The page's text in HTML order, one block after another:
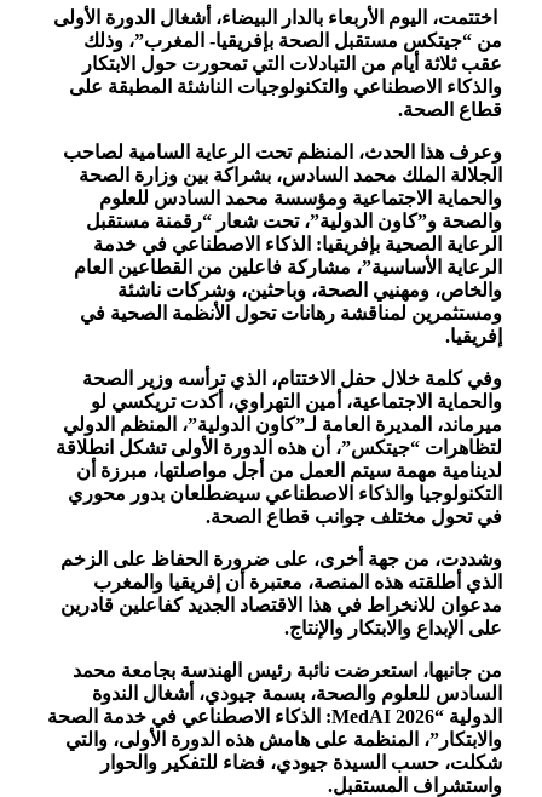
اختتمت، اليوم الأربعاء بالدار البيضاء، أشغال الدورة الأولى
من “جيتكس مستقبل الصحة بإفريقيا- المغرب”، وذلك
عقب ثلاثة أيام من التبادلات التي تمحورت حول الابتكار
والذكاء الاصطناعي والتكنولوجيات الناشئة المطبقة على
قطاع الصحة.
وعرف هذا الحدث، المنظم تحت الرعاية السامية لصاحب
الجلالة الملك محمد السادس، بشراكة بين وزارة الصحة
والحماية الاجتماعية ومؤسسة محمد السادس للعلوم
والصحة و”كاون الدولية”، تحت شعار “رقمنة مستقبل
الرعاية الصحية بإفريقيا: الذكاء الاصطناعي في خدمة
الرعاية الأساسية”، مشاركة فاعلين من القطاعين العام
والخاص، ومهنيي الصحة، وباحثين، وشركات ناشئة
ومستثمرين لمناقشة رهانات تحول الأنظمة الصحية في
إفريقيا.
وفي كلمة خلال حفل الاختتام، الذي ترأسه وزير الصحة
والحماية الاجتماعية، أمين التهراوي، أكدت تريكسي لو
ميرماند، المديرة العامة لـ”كاون الدولية”، المنظم الدولي
لتظاهرات “جيتكس”، أن هذه الدورة الأولى تشكل انطلاقة
لدينامية مهمة سيتم العمل من أجل مواصلتها، مبرزة أن
التكنولوجيا والذكاء الاصطناعي سيضطلعان بدور محوري
في تحول مختلف جوانب قطاع الصحة.
وشددت، من جهة أخرى، على ضرورة الحفاظ على الزخم
الذي أطلقته هذه المنصة، معتبرة أن إفريقيا والمغرب
مدعوان للانخراط في هذا الاقتصاد الجديد كفاعلين قادرين
على الإبداع والابتكار والإنتاج.
من جانبها، استعرضت نائبة رئيس الهندسة بجامعة محمد
السادس للعلوم والصحة، بسمة جيودي، أشغال الندوة
الدولية “MedAI 2026: الذكاء الاصطناعي في خدمة الصحة
والابتكار”، المنظمة على هامش هذه الدورة الأولى، والتي
شكلت، حسب السيدة جيودي، فضاء للتفكير والحوار
واستشراف المستقبل.